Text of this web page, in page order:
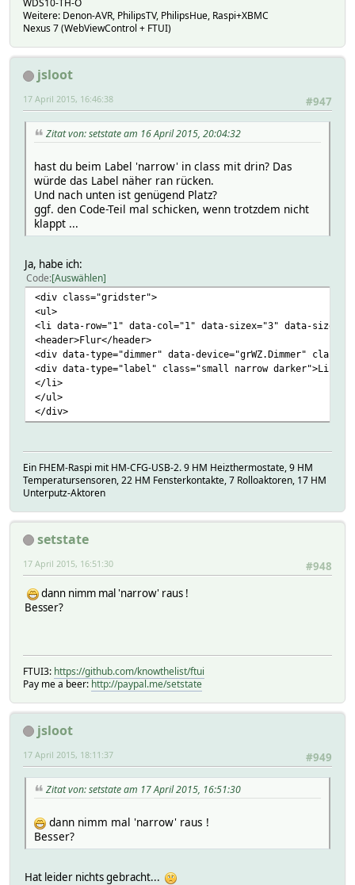
WDS10-TH-O
Weitere: Denon-AVR, PhilipsTV, PhilipsHue, Raspi+XBMC
Nexus 7 (WebViewControl + FTUI)
jsloot
#947
17 April 2015, 16:46:38
Zitat von: setstate am 16 April 2015, 20:04:32
hast du beim Label 'narrow' in class mit drin? Das
würde das Label näher ran rücken.
Und nach unten ist genügend Platz?
ggf. den Code-Teil mal schicken, wenn trotzdem nicht
klappt ...
Ja, habe ich:
Code Auswählen
<div class="gridster">
<ul>
<li data-row="1" data-col="1" data-sizex="3" data-
<header>Flur</header>
<div data-type="dimmer" data-device="grWZ.Dimmer"
<div data-type="label" class="small narrow
</li>
</ul>
</div>
Ein FHEM-Raspi mit HM-CFG-USB-2. 9 HM Heizthermostate, 9 HM
Temperatursensoren, 22 HM Fensterkontakte, 7 Rolloaktoren, 17 HM
Unterputz-Aktoren
setstate
#948
17 April 2015, 16:51:30
dann nimm mal 'narrow' raus !
Besser?
FTUI3: https://github.com/knowthelist/ftui
Pay me a beer: http://paypal.me/setstate
jsloot
#949
17 April 2015, 18:11:37
Zitat von: setstate am 17 April 2015, 16:51:30
dann nimm mal 'narrow' raus !
Besser?
Hat leider nichts gebracht...